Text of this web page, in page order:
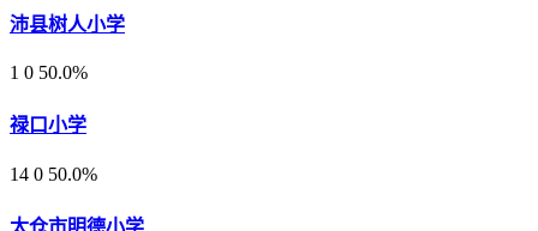
沛县树人小学
1 0 50.0%
禄口小学
14 0 50.0%
太仓市明德小学